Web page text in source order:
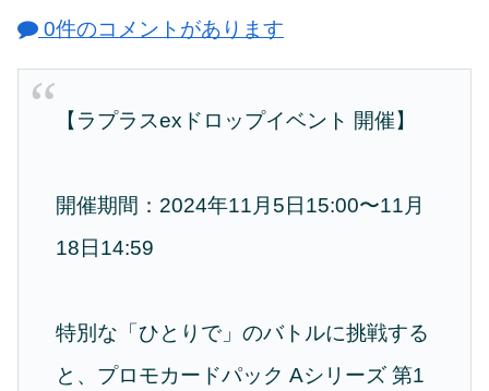
0件のコメントがあります
【ラプラスexドロップイベント 開催】
開催期間：2024年11月5日15:00〜11月
18日14:59
特別な「ひとりで」のバトルに挑戦する
と、プロモカードパック Aシリーズ 第1